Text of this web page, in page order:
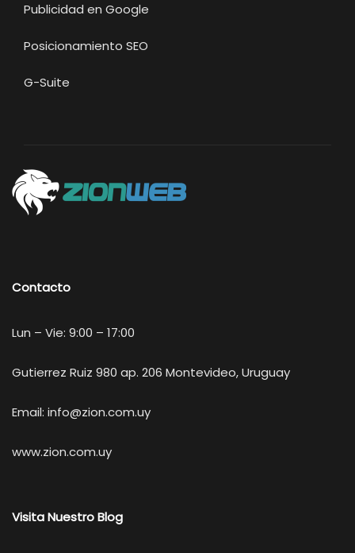
Publicidad en Google
Posicionamiento SEO
G-Suite
Contacto
Lun – Vie: 9:00 – 17:00
Gutierrez Ruiz 980 ap. 206 Montevideo, Uruguay
Email: info@zion.com.uy
www.zion.com.uy
Visita Nuestro Blog